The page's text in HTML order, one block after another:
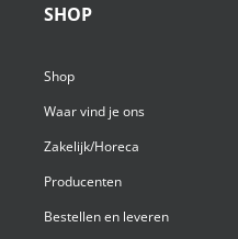
SHOP
Shop
Waar vind je ons
Zakelijk/Horeca
Producenten
Bestellen en leveren